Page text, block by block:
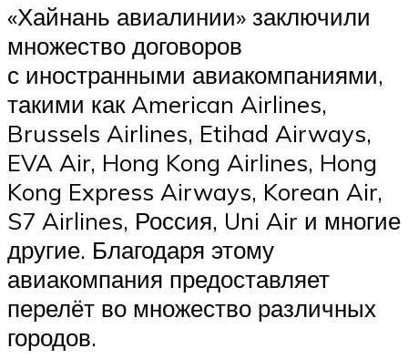
«Хайнань авиалинии» заключили
множество договоров
с иностранными авиакомпаниями,
такими как American Airlines,
Brussels Airlines, Etihad Airways,
EVA Air, Hong Kong Airlines, Hong
Kong Express Airways, Korean Air,
S7 Airlines, Россия, Uni Air и многие
другие. Благодаря этому
авиакомпания предоставляет
перелёт во множество различных
городов.